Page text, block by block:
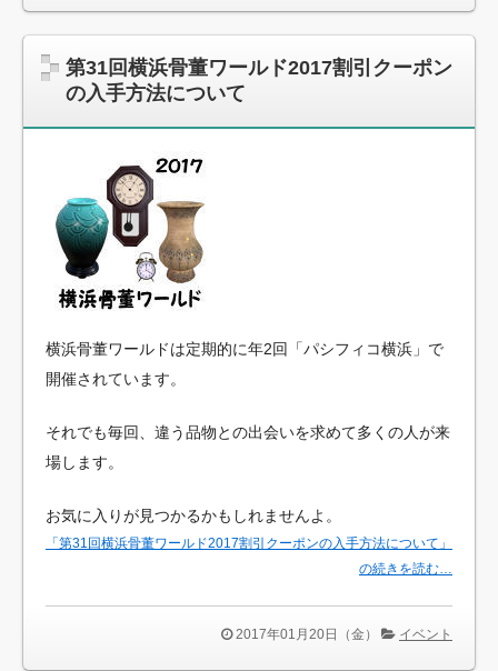
第31回横浜骨董ワールド2017割引クーポン
の入手方法について
横浜骨董ワールドは定期的に年2回「パシフィコ横浜」で
開催されています。
それでも毎回、違う品物との出会いを求めて多くの人が来
場します。
お気に入りが見つかるかもしれませんよ。
「第31回横浜骨董ワールド2017割引クーポンの入手方法について」
の続きを読む…
2017年01月20日（金） イベント